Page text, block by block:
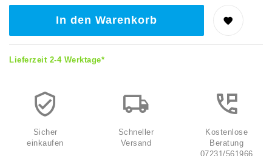
In den Warenkorb
Lieferzeit 2-4 Werktage*
Sicher
einkaufen
Schneller
Versand
Kostenlose
Beratung
07231/561966